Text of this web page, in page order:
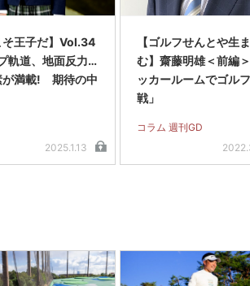
そ王子だ】Vol.34
軌道、地面反力…
が満載! 期待の中
2025.1.13
【ゴルフせんとや生
む】齋藤明雄＜前編
ッカールームでゴル
戦」
コラム 週刊GD